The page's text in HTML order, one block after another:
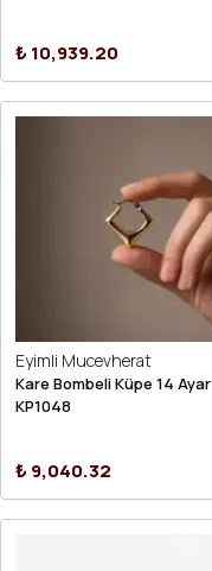
₺ 10,939.20
Eyimli Mucevherat
Kare Bombeli Küpe 14 Ayar
KP1048
₺ 9,040.32